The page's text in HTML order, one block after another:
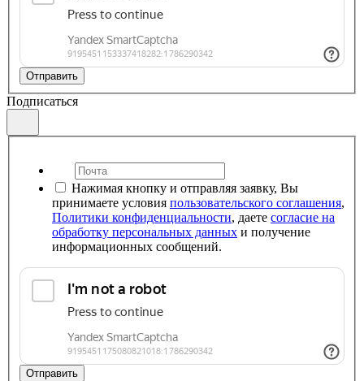
Отправить
Подписаться
Нажимая кнопку и отправляя заявку, Вы
принимаете условия пользовательского соглашения,
Политики конфиденциальности, даете согласие на
обработку персональных данных и получение
информационных сообщений.
Отправить